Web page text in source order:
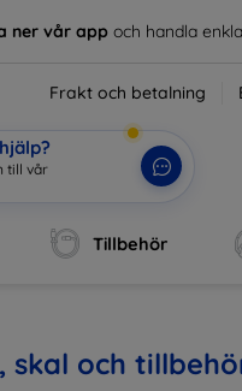
ner vår app och handla
Frakt och betalning
vår webbu
Tillbehör
skal och